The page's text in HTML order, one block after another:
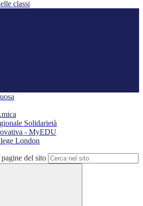
classi
Solidarietà
- MyEDU
London
del sito